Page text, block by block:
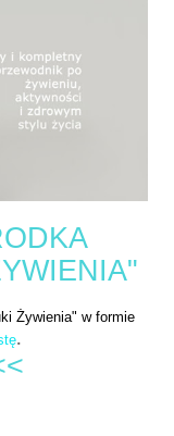
Żywienia" w formie
.